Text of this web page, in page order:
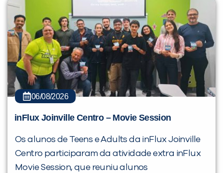
06/08/2026
inFlux Joinville Centro – Movie Session
Os alunos de Teens e Adults da inFlux Joinville
Centro participaram da atividade extra inFlux
Movie Session, que reuniu alunos